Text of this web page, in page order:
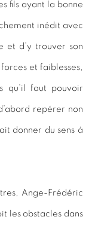
fils ayant la bonne
inédit avec
et d’y trouver son
et faiblesses,
qu’il faut pouvoir
repérer non
donner du sens à
Ange-Frédéric
les obstacles dans